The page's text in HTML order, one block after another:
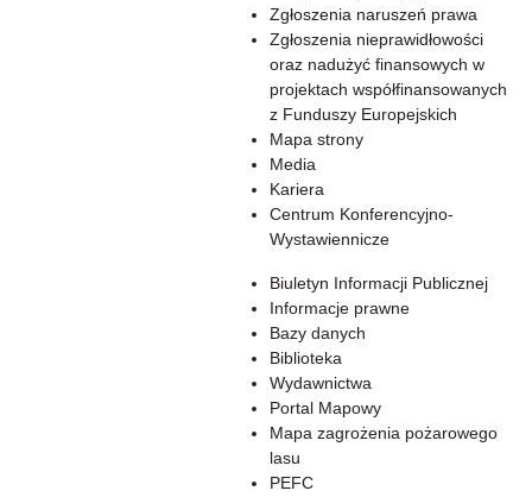
Zgłoszenia naruszeń prawa
Zgłoszenia nieprawidłowości
oraz nadużyć finansowych w
projektach współfinansowanych
z Funduszy Europejskich
Mapa strony
Media
Kariera
Centrum Konferencyjno-
Wystawiennicze
Biuletyn Informacji Publicznej
Informacje prawne
Bazy danych
Biblioteka
Wydawnictwa
Portal Mapowy
Mapa zagrożenia pożarowego
lasu
PEFC